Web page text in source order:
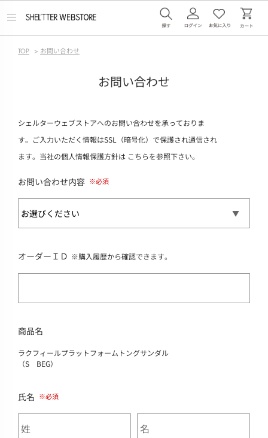
メ
TOP > お問い合わせ
お問い合わせ
シェルターウェブストアへのお問い合わせを承っておりま
す。ご入力いただく情報はSSL（暗号化）で保護され通信され
ます。当社の個人情報保護方針は こちらを参照下さい。
お問い合わせ内容
オーダーＩＤ ※購入履歴から確認できます。
商品名
ラクフィールプラットフォームトングサンダル
（S BEG）
氏名